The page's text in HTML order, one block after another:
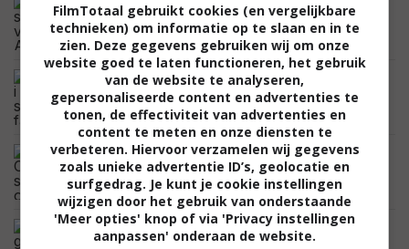
Arabisch drama
DIEUWERTJE DEUTEKOM, 10.06.2024
'Ricchi a Tutti i Costi': lekker samen
met de familie een moord beramen
DIEUWERTJE DEUTEKOM,08.06.2024
'Kolory zła: Czerwień': spannend maar
oppervlakkig en stompzinnig
DIEUWERTJE DEUTEKOM,31.05.2024
'A Journey': gaat nergens heen en
komt nooit van de bank
FilmTotaal gebruikt cookies (en vergelijkbare
technieken) om informatie op te slaan en in te
zien. Deze gegevens gebruiken wij om onze
website goed te laten functioneren, het gebruik
van de website te analyseren,
gepersonaliseerde content en advertenties te
tonen, de effectiviteit van advertenties en
content te meten en onze diensten te
verbeteren. Hiervoor verzamelen wij gegevens
zoals unieke advertentie ID’s, geolocatie en
surfgedrag. Je kunt je cookie instellingen
wijzigen door het gebruik van onderstaande
'Meer opties' knop of via 'Privacy instellingen
aanpassen' onderaan de website.